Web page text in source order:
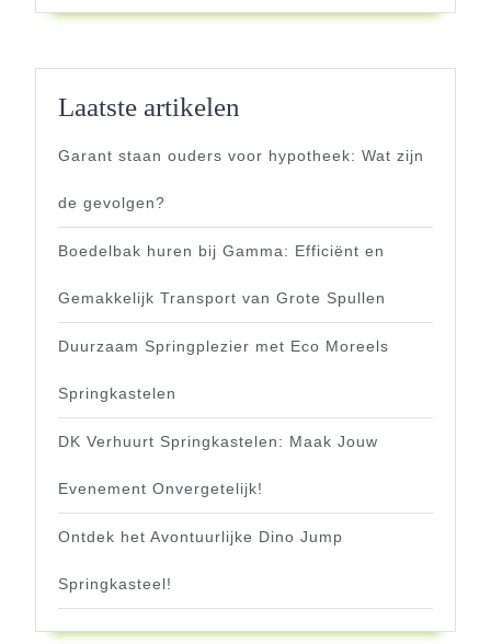
Laatste artikelen
Garant staan ouders voor hypotheek: Wat zijn
de gevolgen?
Boedelbak huren bij Gamma: Efficiënt en
Gemakkelijk Transport van Grote Spullen
Duurzaam Springplezier met Eco Moreels
Springkastelen
DK Verhuurt Springkastelen: Maak Jouw
Evenement Onvergetelijk!
Ontdek het Avontuurlijke Dino Jump
Springkasteel!